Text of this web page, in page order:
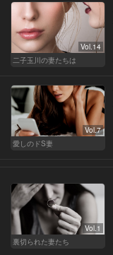
Vol.14
二子玉川の妻たちは
Vol.7
愛しのドS妻
Vol.1
裏切られた妻たち